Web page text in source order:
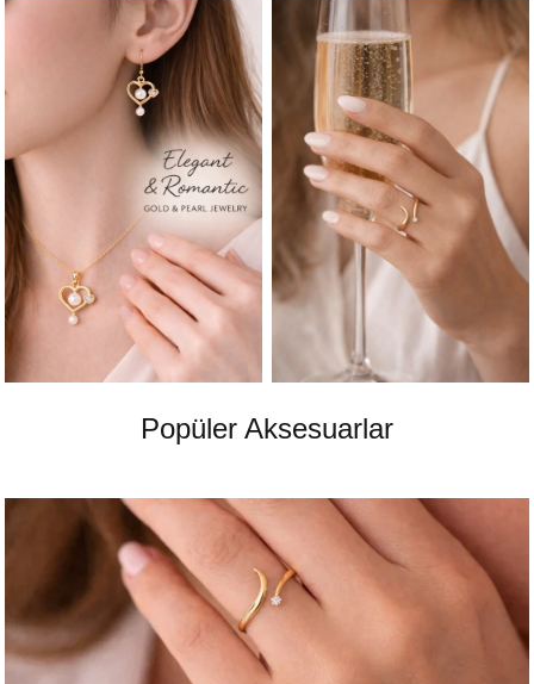
Popüler Aksesuarlar